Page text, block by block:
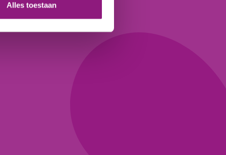
Alles toestaan
FAQ